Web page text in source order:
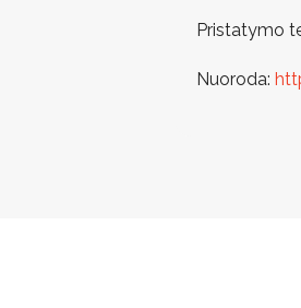
Pristatymo
Nuoroda: